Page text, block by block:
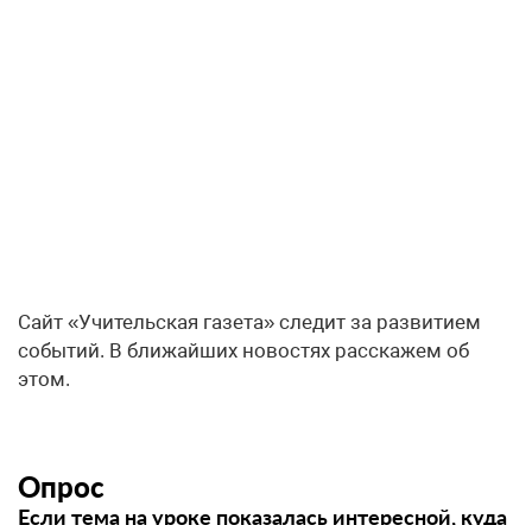
Сайт «Учительская газета» следит за развитием
событий. В ближайших новостях расскажем об
этом.
Опрос
Если тема на уроке показалась интересной, куда